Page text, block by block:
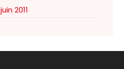
juin 2011